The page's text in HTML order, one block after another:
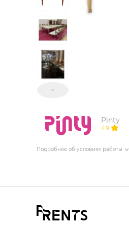
ИЗДЕЛИЯ ДЛЯ
ТЕХНИЧЕСКОЕ
Pinty
4.9
Подробнее об условиях работы